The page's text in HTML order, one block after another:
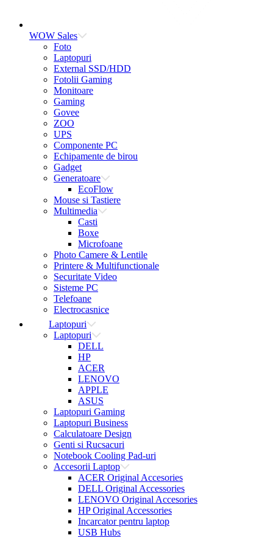
WOW Sales
Foto
Laptopuri
External SSD/HDD
Fotolii Gaming
Monitoare
Gaming
Govee
ZOO
UPS
Componente PC
Echipamente de birou
Gadget
Generatoare
EcoFlow
Mouse si Tastiere
Multimedia
Casti
Boxe
Microfoane
Photo Camere & Lentile
Printere & Multifunctionale
Securitate Video
Sisteme PC
Telefoane
Electrocasnice
Laptopuri
Laptopuri
DELL
HP
ACER
LENOVO
APPLE
ASUS
Laptopuri Gaming
Laptopuri Business
Calculatoare Design
Genti si Rucsacuri
Notebook Cooling Pad-uri
Accesorii Laptop
ACER Original Accesories
DELL Original Accessories
LENOVO Original Accesories
HP Original Accessories
Incarcator pentru laptop
USB Hubs